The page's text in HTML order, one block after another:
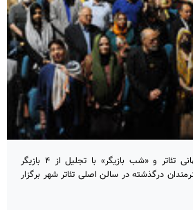
مراسم گرامیداشت روز جهانی تئاتر و «شب بازیگر» با تجلیل از ۴ بازیگر
درگذشته در سالن اصلی تئاتر شهر برگزار